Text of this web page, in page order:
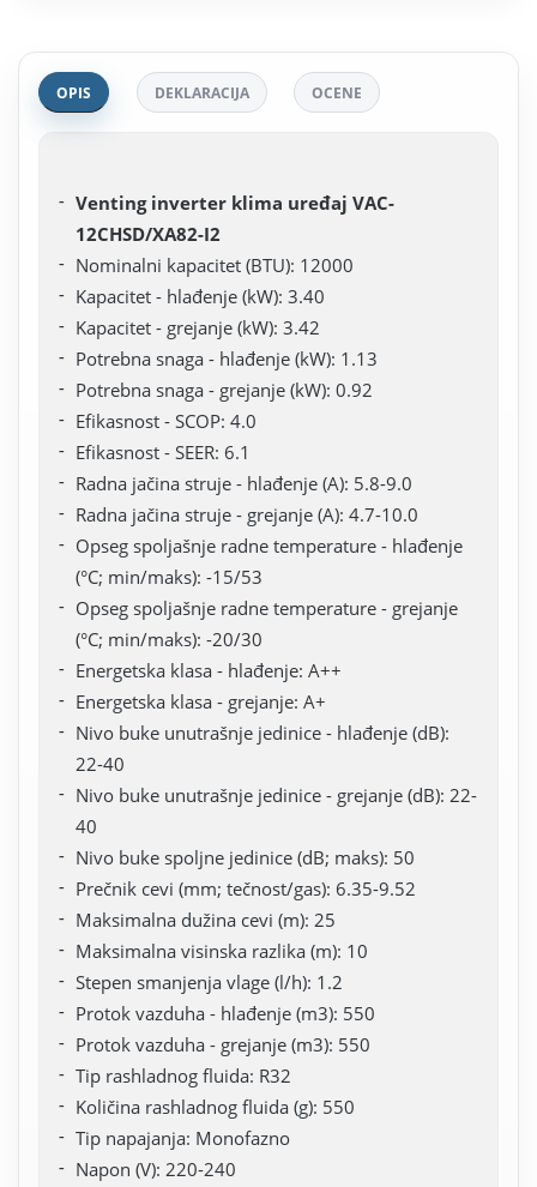
OPIS DEKLARACIJA OCENE
Venting inverter klima uređaj VAC-
12CHSD/XA82-I2
Nominalni kapacitet (BTU): 12000
Kapacitet - hlađenje (kW): 3.40
Kapacitet - grejanje (kW): 3.42
Potrebna snaga - hlađenje (kW): 1.13
Potrebna snaga - grejanje (kW): 0.92
Efikasnost - SCOP: 4.0
Efikasnost - SEER: 6.1
Radna jačina struje - hlađenje (A): 5.8-9.0
Radna jačina struje - grejanje (A): 4.7-10.0
Opseg spoljašnje radne temperature - hlađenje
(°C; min/maks): -15/53
Opseg spoljašnje radne temperature - grejanje
(°C; min/maks): -20/30
Energetska klasa - hlađenje: A++
Energetska klasa - grejanje: A+
Nivo buke unutrašnje jedinice - hlađenje (dB):
22-40
Nivo buke unutrašnje jedinice - grejanje (dB): 22-
40
Nivo buke spoljne jedinice (dB; maks): 50
Prečnik cevi (mm; tečnost/gas): 6.35-9.52
Maksimalna dužina cevi (m): 25
Maksimalna visinska razlika (m): 10
Stepen smanjenja vlage (l/h): 1.2
Protok vazduha - hlađenje (m3): 550
Protok vazduha - grejanje (m3): 550
Tip rashladnog fluida: R32
Količina rashladnog fluida (g): 550
Tip napajanja: Monofazno
Napon (V): 220-240